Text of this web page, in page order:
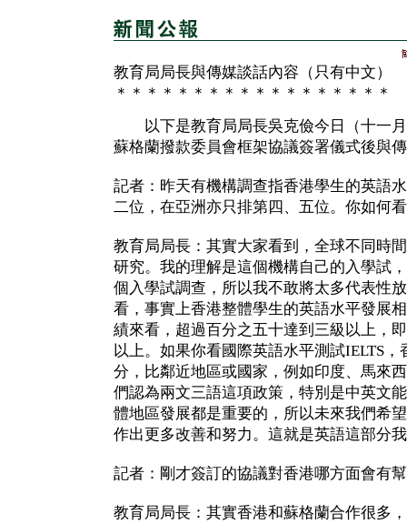
教育局局長與傳媒談話內容（只有中文）
＊＊＊＊＊＊＊＊＊＊＊＊＊＊＊＊＊＊
以下是教育局局長吳克儉今日（十一月
蘇格蘭撥款委員會框架協議簽署儀式後與
記者：昨天有機構調查指香港學生的英語
二位，在亞洲亦只排第四、五位。你如何
教育局局長：其實大家看到，全球不同時
研究。我的理解是這個機構自己的入學試
個入學試調查，所以我不敢將太多代表性
看，事實上香港整體學生的英語水平發展
績來看，超過百分之五十達到三級以上，
以上。如果你看國際英語水平測試IELTS，
分，比鄰近地區或國家，例如印度、馬來
們認為兩文三語這項政策，特別是中英文
體地區發展都是重要的，所以未來我們希
作出更多改善和努力。這就是英語這部分
記者：剛才簽訂的協議對香港哪方面會有
教育局局長：其實香港和蘇格蘭合作很多